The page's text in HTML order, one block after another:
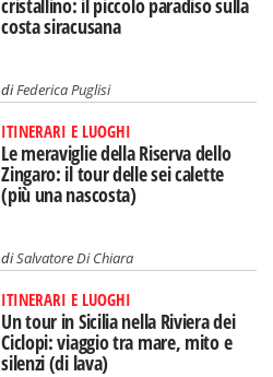
cristallino: il piccolo paradiso sulla
costa siracusana
diFederica Puglisi
ITINERARI E LUOGHI
Le meraviglie della Riserva dello
Zingaro: il tour delle sei calette
(più una nascosta)
diSalvatore Di Chiara
ITINERARI E LUOGHI
Un tour in Sicilia nella Riviera dei
Ciclopi: viaggio tra mare, mito e
silenzi (di lava)